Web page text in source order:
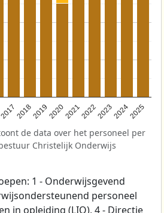
201720182019202020212022202320242025
de data over het personeel per
Christelijk Onderwijs
1 - Onderwijsgevend
personeel
in opleiding (LIO), 4 - Directie